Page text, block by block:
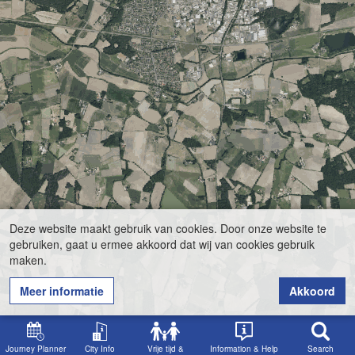
Journey Planner City Info
Vrije tijd &
Information & Help Search
Deze website maakt gebruik van cookies. Door onze website te
gebruiken, gaat u ermee akkoord dat wij van cookies gebruik
maken.
Meer informatie
Akkoord